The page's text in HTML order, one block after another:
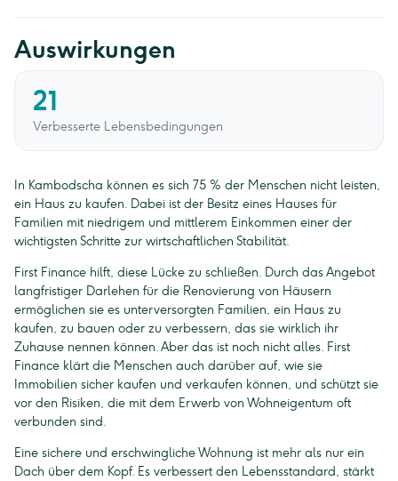
Auswirkungen
21
Verbesserte Lebensbedingungen
In Kambodscha können es sich 75 % der Menschen nicht leisten,
ein Haus zu kaufen. Dabei ist der Besitz eines Hauses für
Familien mit niedrigem und mittlerem Einkommen einer der
wichtigsten Schritte zur wirtschaftlichen Stabilität.
First Finance hilft, diese Lücke zu schließen. Durch das Angebot
langfristiger Darlehen für die Renovierung von Häusern
ermöglichen sie es unterversorgten Familien, ein Haus zu
kaufen, zu bauen oder zu verbessern, das sie wirklich ihr
Zuhause nennen können. Aber das ist noch nicht alles. First
Finance klärt die Menschen auch darüber auf, wie sie
Immobilien sicher kaufen und verkaufen können, und schützt sie
vor den Risiken, die mit dem Erwerb von Wohneigentum oft
verbunden sind.
Eine sichere und erschwingliche Wohnung ist mehr als nur ein
Dach über dem Kopf. Es verbessert den Lebensstandard, stärkt